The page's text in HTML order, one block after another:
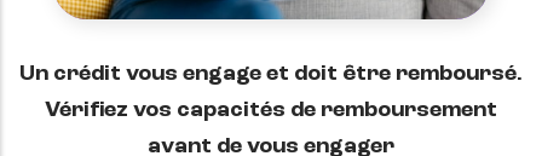
Un crédit vous engage et doit être remboursé.
Vérifiez vos capacités de remboursement
avant de vous engager